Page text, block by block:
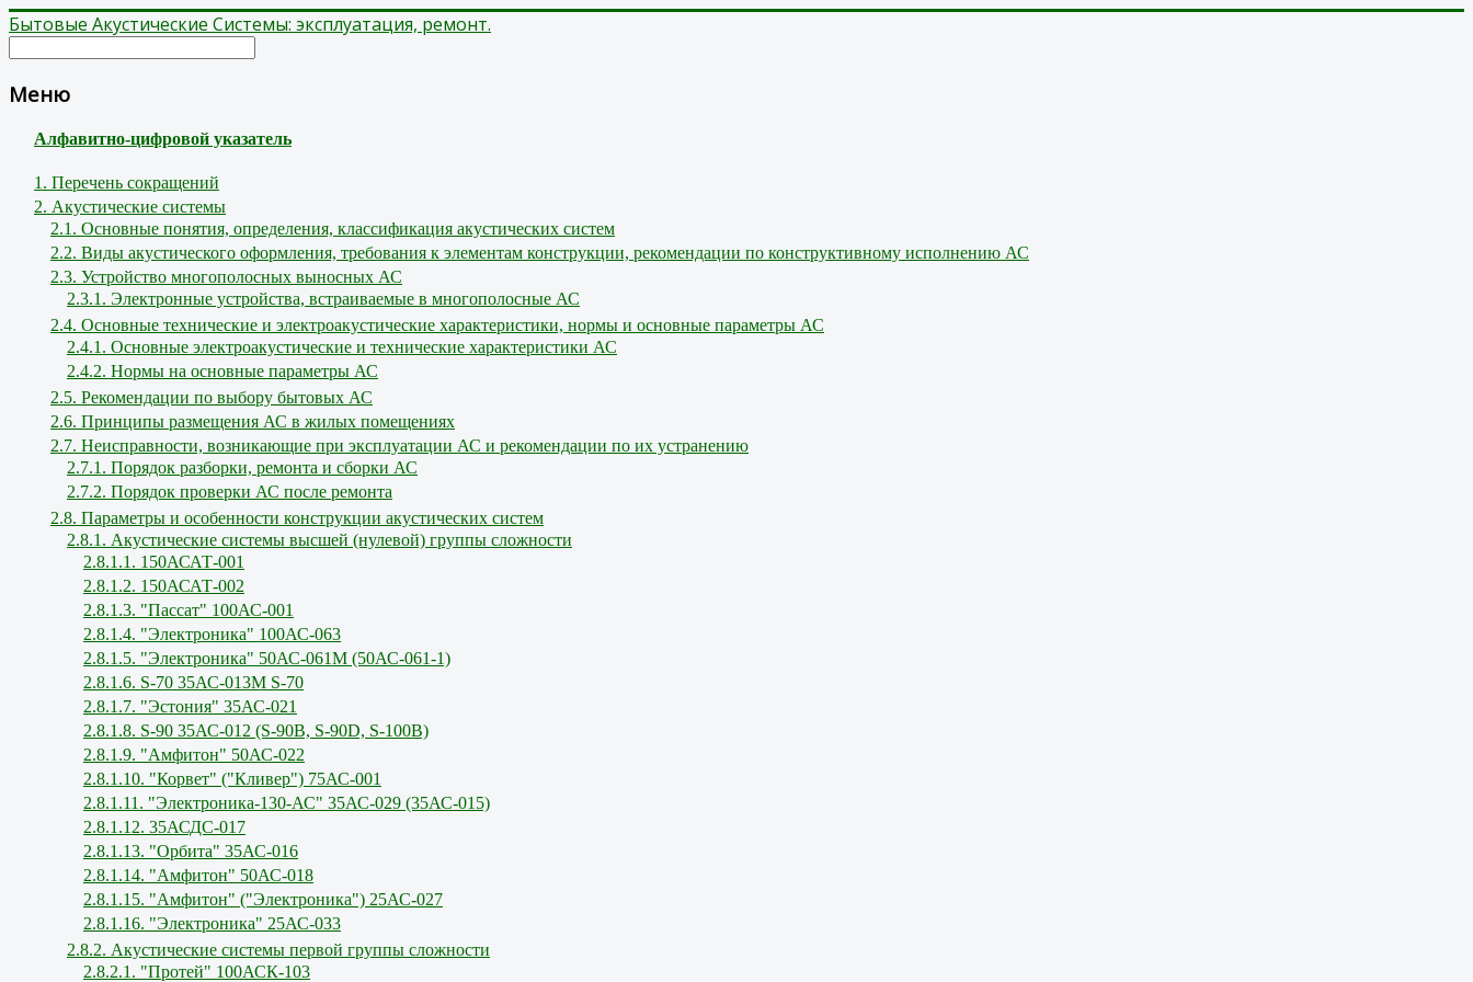
Бытовые Акустические Системы: эксплуатация, ремонт.
Меню
Алфавитно-цифровой указатель
1. Перечень сокращений
2. Акустические системы
2.1. Основные понятия, определения, классификация акустических систем
2.2. Виды акустического оформления, требования к элементам конструкции, рекомендации по конструктивному исполнению АС
2.3. Устройство многополосных выносных АС
2.3.1. Электронные устройства, встраиваемые в многополосные АС
2.4. Основные технические и электроакустические характеристики, нормы и основные параметры АС
2.4.1. Основные электроакустические и технические характеристики АС
2.4.2. Нормы на основные параметры АС
2.5. Рекомендации по выбору бытовых АС
2.6. Принципы размещения АС в жилых помещениях
2.7. Неисправности, возникающие при эксплуатации АС и рекомендации по их устранению
2.7.1. Порядок разборки, ремонта и сборки АС
2.7.2. Порядок проверки АС после ремонта
2.8. Параметры и особенности конструкции акустических систем
2.8.1. Акустические системы высшей (нулевой) группы сложности
2.8.1.1. 150АСАТ-001
2.8.1.2. 150АСАТ-002
2.8.1.3. "Пассат" 100АС-001
2.8.1.4. "Электроника" 100АС-063
2.8.1.5. "Электроника" 50АС-061М (50АС-061-1)
2.8.1.6. S-70 35АС-013М S-70
2.8.1.7. "Эстония" 35АС-021
2.8.1.8. S-90 35АС-012 (S-90В, S-90D, S-100В)
2.8.1.9. "Амфитон" 50АС-022
2.8.1.10. "Корвет" ("Кливер") 75АС-001
2.8.1.11. "Электроника-130-АС" 35АС-029 (35АС-015)
2.8.1.12. 35АСДС-017
2.8.1.13. "Орбита" 35АС-016
2.8.1.14. "Амфитон" 50АС-018
2.8.1.15. "Амфитон" ("Электроника") 25АС-027
2.8.1.16. "Электроника" 25АС-033
2.8.2. Акустические системы первой группы сложности
2.8.2.1. "Протей" 100АСК-103